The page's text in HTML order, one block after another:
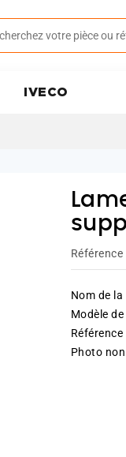
IVECO
Référence
Nom de
Modèle
Photo